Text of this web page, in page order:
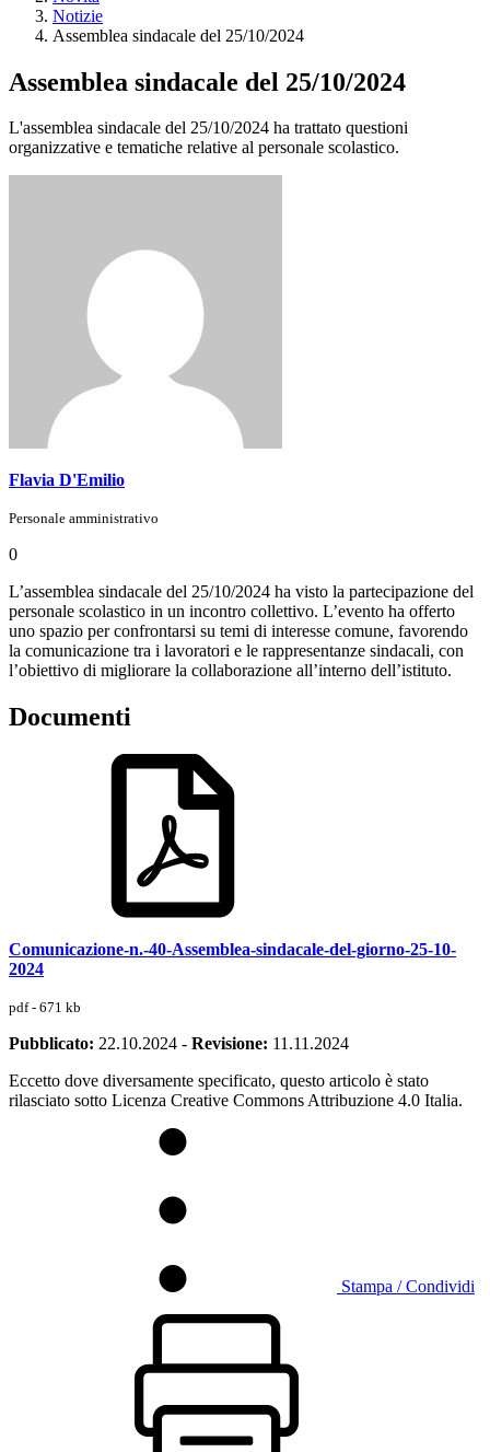
Notizie
Assemblea sindacale del 25/10/2024
Assemblea sindacale del 25/10/2024
L'assemblea sindacale del 25/10/2024 ha trattato questioni
organizzative e tematiche relative al personale scolastico.
Flavia D'Emilio
Personale amministrativo
0
L’assemblea sindacale del 25/10/2024 ha visto la partecipazione del
personale scolastico in un incontro collettivo. L’evento ha offerto
uno spazio per confrontarsi su temi di interesse comune, favorendo
la comunicazione tra i lavoratori e le rappresentanze sindacali, con
l’obiettivo di migliorare la collaborazione all’interno dell’istituto.
Documenti
Comunicazione-n.-40-Assemblea-sindacale-del-giorno-25-10-
2024
pdf - 671 kb
Pubblicato: 22.10.2024 - Revisione: 11.11.2024
Eccetto dove diversamente specificato, questo articolo è stato
rilasciato sotto Licenza Creative Commons Attribuzione 4.0 Italia.
Stampa / Condividi